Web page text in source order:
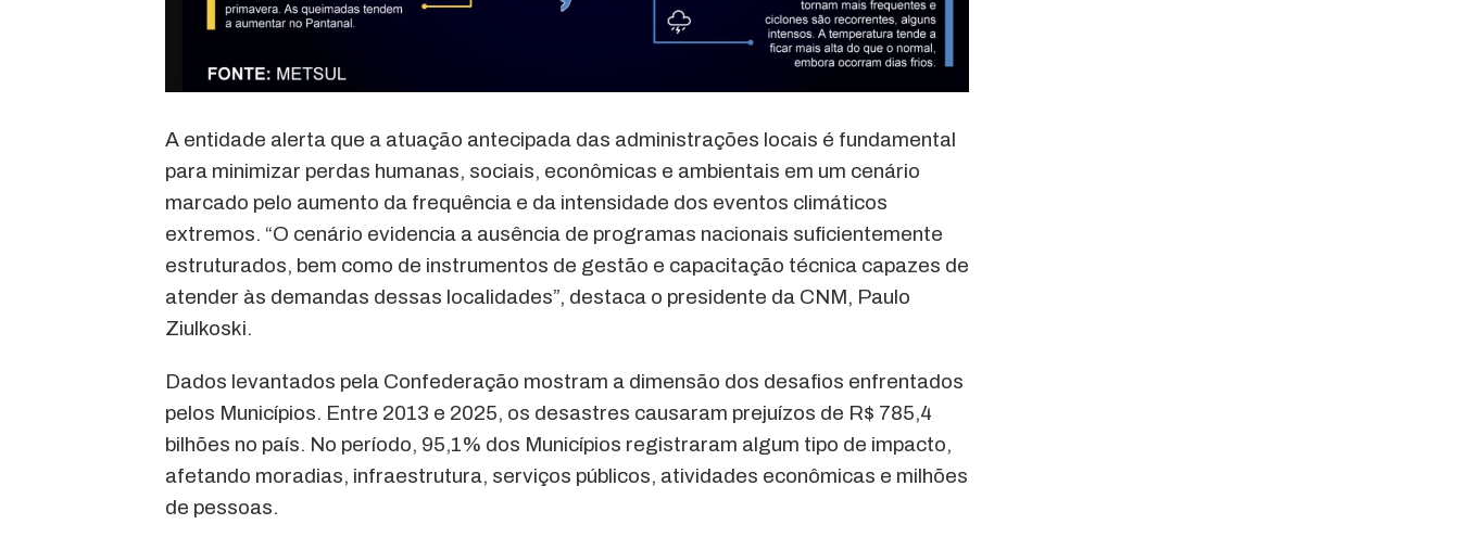
A entidade alerta que a atuação antecipada das administrações locais é fundamental
para minimizar perdas humanas, sociais, econômicas e ambientais em um cenário
marcado pelo aumento da frequência e da intensidade dos eventos climáticos
extremos. “O cenário evidencia a ausência de programas nacionais suficientemente
estruturados, bem como de instrumentos de gestão e capacitação técnica capazes de
atender às demandas dessas localidades”, destaca o presidente da CNM, Paulo
Ziulkoski.
Dados levantados pela Confederação mostram a dimensão dos desafios enfrentados
pelos Municípios. Entre 2013 e 2025, os desastres causaram prejuízos de R$ 785,4
bilhões no país. No período, 95,1% dos Municípios registraram algum tipo de impacto,
afetando moradias, infraestrutura, serviços públicos, atividades econômicas e milhões
de pessoas.